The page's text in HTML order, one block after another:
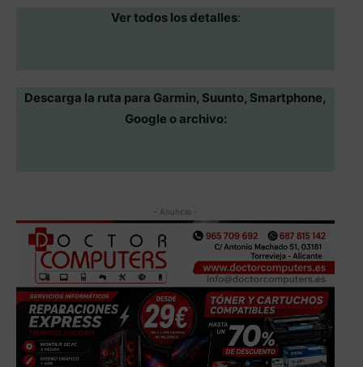
Ver todos los detalles:
Descarga la ruta para Garmin, Suunto, Smartphone,
Google o archivo:
- Anuncio -